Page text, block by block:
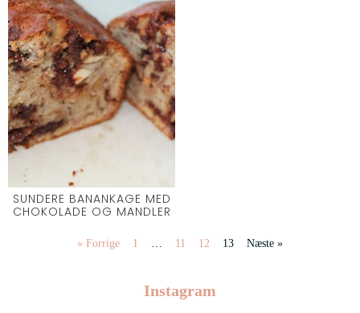
SUNDERE BANANKAGE MED
CHOKOLADE OG MANDLER
« Forrige 1 11 12 13 Næste »
Instagram